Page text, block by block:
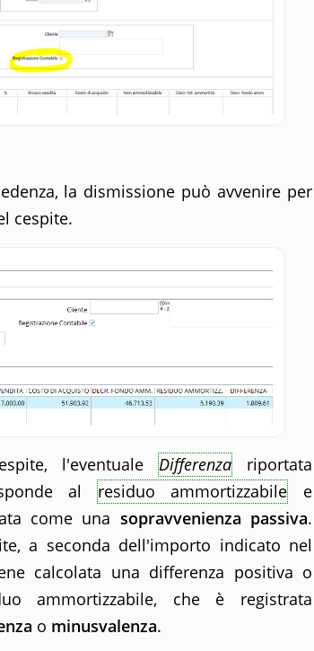
la dismissione può avvenire per
cespite.
l'eventuale Differenza riportata
al residuo ammortizzabile e
come una sopravvenienza passiva.
a seconda dell'importo indicato nel
calcolata una differenza positiva o
ammortizzabile, che è registrata
o minusvalenza.